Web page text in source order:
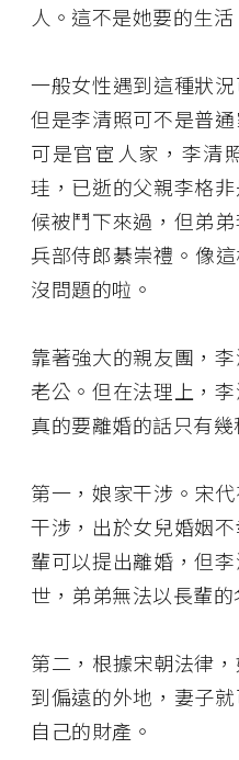
人。這不是她要的生
一般女性遇到這種狀
但是李清照可不是普
可是官宦人家，李清
珪，已逝的父親李格
候被鬥下來過，但弟
兵部侍郎綦崇禮。像
沒問題的啦。
靠著強大的親友團，
老公。但在法理上，
真的要離婚的話只有幾
第一，娘家干涉。宋
干涉，出於女兒婚姻
輩可以提出離婚，但
世，弟弟無法以長輩的
第二，根據宋朝法律
到偏遠的外地，妻子
自己的財產。